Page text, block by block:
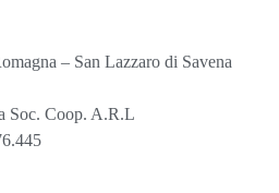
– San Lazzaro di Savena
Soc. Coop. A.R.L